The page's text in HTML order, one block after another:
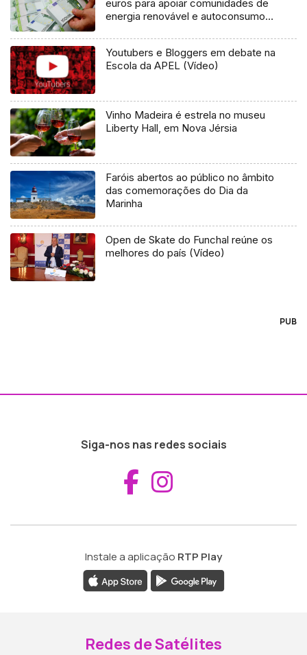
euros para apoiar comunidades de
energia renovável e autoconsumo
Youtubers e Bloggers em debate na
Escola da APEL (Vídeo)
Vinho Madeira é estrela no museu
Liberty Hall, em Nova Jérsia
Faróis abertos ao público no âmbito
das comemorações do Dia da
Marinha
Open de Skate do Funchal reúne os
melhores do país (Vídeo)
PUB
Siga-nos nas redes sociais
Aceder ao
Instale a aplicação RTP Play
Redes de Satélites